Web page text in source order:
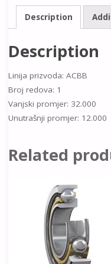
Description
Description
Linija prizvoda: ACBB
Broj redova: 1
Vanjski promjer: 32.000
Unutrašnji promjer: 12.000
Related